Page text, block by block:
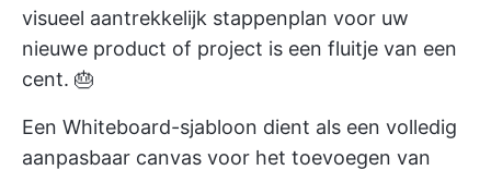
visueel aantrekkelijk stappenplan voor uw
nieuwe product of project is een fluitje van een
cent. 🎂
Een Whiteboard-sjabloon dient als een volledig
aanpasbaar canvas voor het toevoegen van